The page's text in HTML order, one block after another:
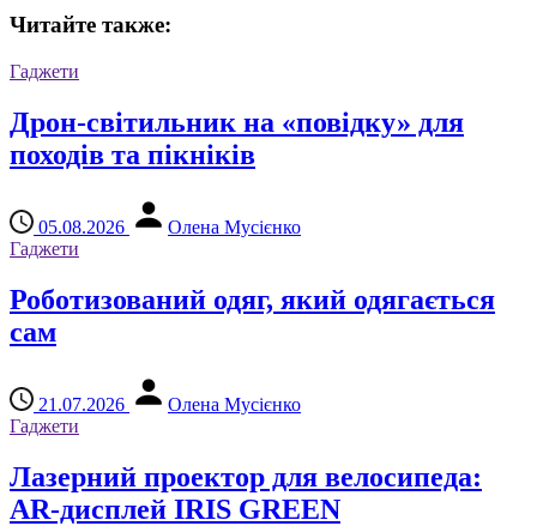
Читайте также:
Гаджети
Дрон-світильник на «повідку» для
походів та пікніків
05.08.2026
Олена Мусієнко
Гаджети
Роботизований одяг, який одягається
сам
21.07.2026
Олена Мусієнко
Гаджети
Лазерний проектор для велосипеда:
AR-дисплей IRIS GREEN